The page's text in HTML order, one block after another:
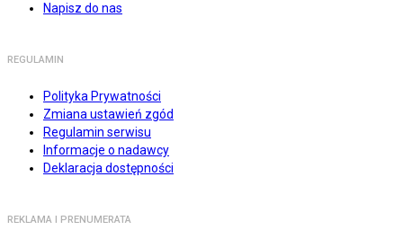
Napisz do nas
REGULAMIN
Polityka Prywatności
Zmiana ustawień zgód
Regulamin serwisu
Informacje o nadawcy
Deklaracja dostępności
REKLAMA I PRENUMERATA